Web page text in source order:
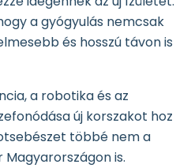
a gyógyulás nemcsak
és hosszú távon is
a robotika és az
új korszakot hoz
többé nem a
Magyarországon is.